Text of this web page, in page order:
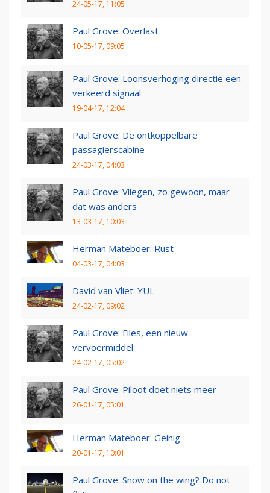
24-05-17, 11:05
Paul Grove: Overlast
10-05-17, 09:05
Paul Grove: Loonsverhoging directie een
verkeerd signaal
19-04-17, 12:04
Paul Grove: De ontkoppelbare
passagierscabine
24-03-17, 04:03
Paul Grove: Vliegen, zo gewoon, maar
dat was anders
13-03-17, 10:03
Herman Mateboer: Rust
04-03-17, 04:03
David van Vliet: YUL
24-02-17, 09:02
Paul Grove: Files, een nieuw
vervoermiddel
24-02-17, 05:02
Paul Grove: Piloot doet niets meer
26-01-17, 05:01
Herman Mateboer: Geinig
20-01-17, 10:01
Paul Grove: Snow on the wing? Do not